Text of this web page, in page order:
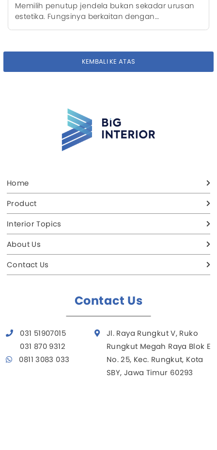
Memilih penutup jendela bukan sekadar urusan
estetika. Fungsinya berkaitan dengan
kenyamanan cahaya, privasi, hingga kesan
sudah umum dipakai. Padahal, ada opsi lain
yang jauh lebih modern dan praktis, yaitu Roman
bisa mempertimbangkan upgrade yang lebih
fungsional dan estetik.
KEMBALI KE ATAS
Home
Product
Interior Topics
About Us
Contact Us
Contact Us
031 51907015
031 870 9312
0811 3083 033
Jl. Raya Rungkut V, Ruko
Rungkut Megah Raya Blok E
No. 25, Kec. Rungkut, Kota
SBY, Jawa Timur 60293